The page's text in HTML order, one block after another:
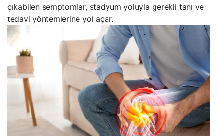
çıkabilen semptomlar, stadyum yoluyla gerekli tanı ve
tedavi yöntemlerine yol açar.